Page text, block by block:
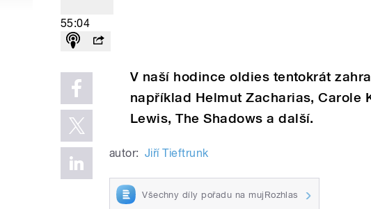
55:04
V naší hodince oldies tentokrát
například Helmut Zacharias, Carole
Lewis, The Shadows a další.
autor: Jiří Tieftrunk
Všechny díly pořadu na mujRozhlas